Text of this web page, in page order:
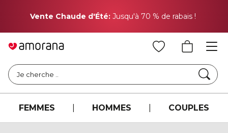
Vente Chaude d'Été: Jusqu'à 70 % de rabais !
Je cherche ..
FEMMES HOMMES COUPLES